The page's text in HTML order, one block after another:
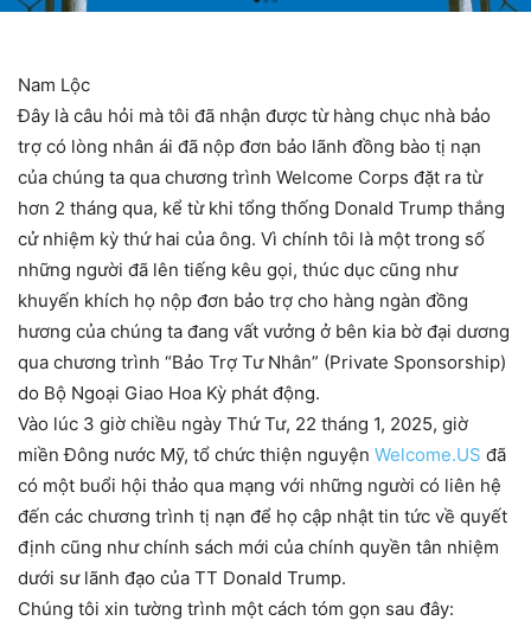
Nam Lộc
Đây là câu hỏi mà tôi đã nhận được từ hàng chục nhà bảo
trợ có lòng nhân ái đã nộp đơn bảo lãnh đồng bào tị nạn
của chúng ta qua chương trình Welcome Corps đặt ra từ
hơn 2 tháng qua, kể từ khi tổng thống Donald Trump thắng
cử nhiệm kỳ thứ hai của ông. Vì chính tôi là một trong số
những người đã lên tiếng kêu gọi, thúc dục cũng như
khuyến khích họ nộp đơn bảo trợ cho hàng ngàn đồng
hương của chúng ta đang vất vưởng ở bên kia bờ đại dương
qua chương trình “Bảo Trợ Tư Nhân” (Private Sponsorship)
do Bộ Ngoại Giao Hoa Kỳ phát động.
Vào lúc 3 giờ chiều ngày Thứ Tư, 22 tháng 1, 2025, giờ
miền Đông nước Mỹ, tổ chức thiện nguyện Welcome.US đã
có một buổi hội thảo qua mạng với những người có liên hệ
đến các chương trình tị nạn để họ cập nhật tin tức về quyết
định cũng như chính sách mới của chính quyền tân nhiệm
dưới sư lãnh đạo của TT Donald Trump.
Chúng tôi xin tường trình một cách tóm gọn sau đây: